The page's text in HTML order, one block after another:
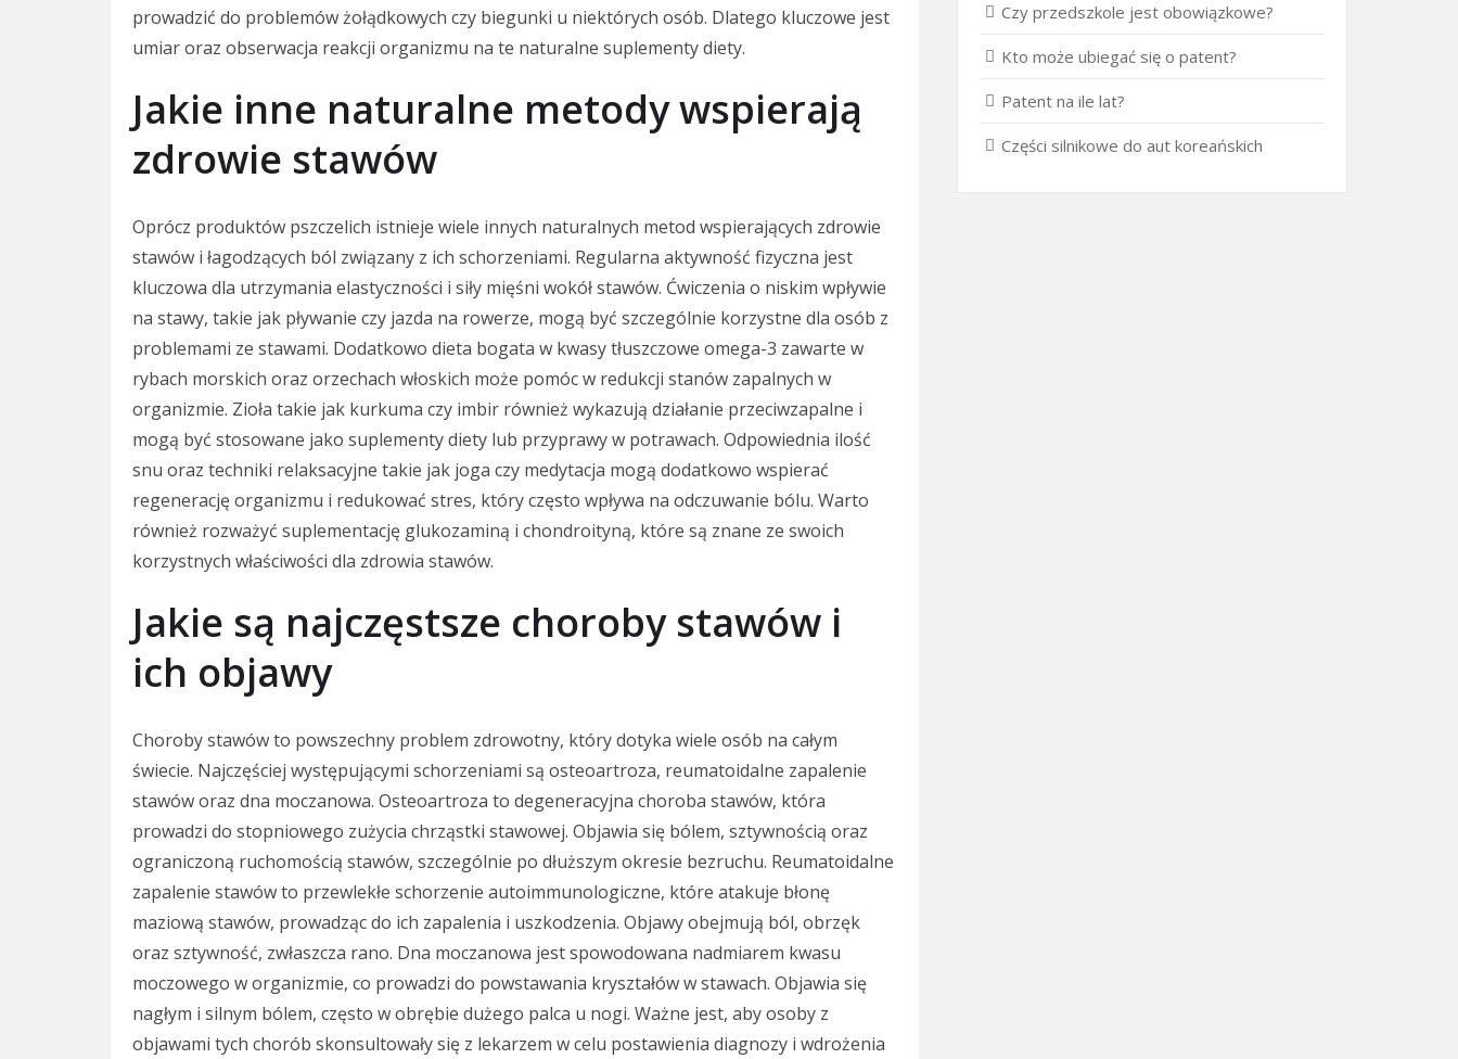
prowadzić do problemów żołądkowych czy biegunki u niektórych osób. Dlatego kluczowe jest
umiar oraz obserwacja reakcji organizmu na te naturalne suplementy diety.
Jakie inne naturalne metody wspierają
zdrowie stawów
Oprócz produktów pszczelich istnieje wiele innych naturalnych metod wspierających zdrowie
stawów i łagodzących ból związany z ich schorzeniami. Regularna aktywność fizyczna jest
kluczowa dla utrzymania elastyczności i siły mięśni wokół stawów. Ćwiczenia o niskim wpływie
na stawy, takie jak pływanie czy jazda na rowerze, mogą być szczególnie korzystne dla osób z
problemami ze stawami. Dodatkowo dieta bogata w kwasy tłuszczowe omega-3 zawarte w
rybach morskich oraz orzechach włoskich może pomóc w redukcji stanów zapalnych w
organizmie. Zioła takie jak kurkuma czy imbir również wykazują działanie przeciwzapalne i
mogą być stosowane jako suplementy diety lub przyprawy w potrawach. Odpowiednia ilość
snu oraz techniki relaksacyjne takie jak joga czy medytacja mogą dodatkowo wspierać
regenerację organizmu i redukować stres, który często wpływa na odczuwanie bólu. Warto
również rozważyć suplementację glukozaminą i chondroityną, które są znane ze swoich
korzystnych właściwości dla zdrowia stawów.
Jakie są najczęstsze choroby stawów i
ich objawy
Choroby stawów to powszechny problem zdrowotny, który dotyka wiele osób na całym
świecie. Najczęściej występującymi schorzeniami są osteoartroza, reumatoidalne zapalenie
stawów oraz dna moczanowa. Osteoartroza to degeneracyjna choroba stawów, która
prowadzi do stopniowego zużycia chrząstki stawowej. Objawia się bólem, sztywnością oraz
ograniczoną ruchomością stawów, szczególnie po dłuższym okresie bezruchu. Reumatoidalne
zapalenie stawów to przewlekłe schorzenie autoimmunologiczne, które atakuje błonę
maziową stawów, prowadząc do ich zapalenia i uszkodzenia. Objawy obejmują ból, obrzęk
oraz sztywność, zwłaszcza rano. Dna moczanowa jest spowodowana nadmiarem kwasu
moczowego w organizmie, co prowadzi do powstawania kryształów w stawach. Objawia się
nagłym i silnym bólem, często w obrębie dużego palca u nogi. Ważne jest, aby osoby z
objawami tych chorób skonsultowały się z lekarzem w celu postawienia diagnozy i wdrożenia
Czy przedszkole jest obowiązkowe?
Kto może ubiegać się o patent?
Patent na ile lat?
Części silnikowe do aut koreańskich